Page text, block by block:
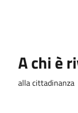
A chi è
alla cittadinanza